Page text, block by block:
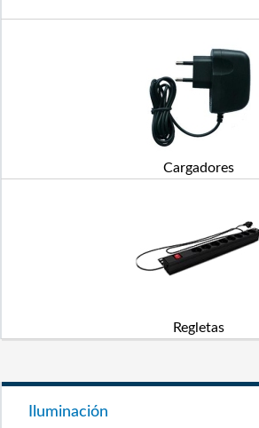
Cargadores
Regletas
Iluminación